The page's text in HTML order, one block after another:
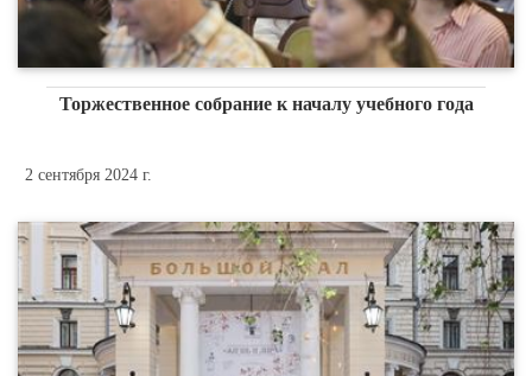
Торжественное собрание к началу учебного года
2 сентября 2024 г.